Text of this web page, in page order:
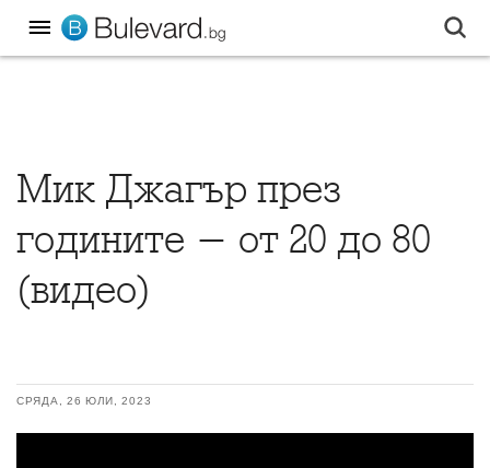
Мик Джагър през
годините - от 20 до 80
(видео)
СРЯДА, 26 ЮЛИ, 2023